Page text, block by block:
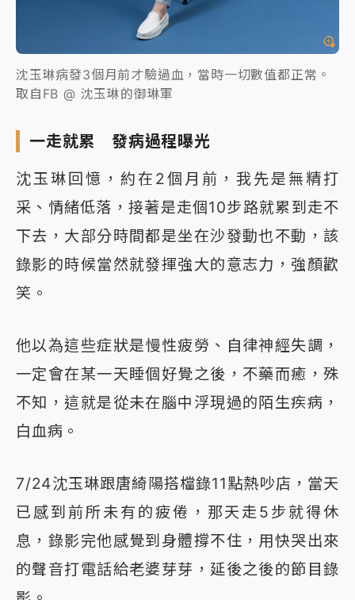
沈玉琳病發3個月前才驗過血，當時一切數值都正常。
取自FB @ 沈玉琳的御琳軍
一走就累 發病過程曝光
沈玉琳回憶，約在2個月前，我先是無精打
采、情緒低落，接著是走個10步路就累到走不
下去，大部分時間都是坐在沙發動也不動，該
錄影的時候當然就發揮強大的意志力，強顏歡
笑。
他以為這些症狀是慢性疲勞、自律神經失調，
一定會在某一天睡個好覺之後，不藥而癒，殊
不知，這就是從未在腦中浮現過的陌生疾病，
白血病。
7/24沈玉琳跟唐綺陽搭檔錄11點熱吵店，當天
已感到前所未有的疲倦，那天走5步就得休
息，錄影完他感覺到身體撐不住，用快哭出來
的聲音打電話給老婆芽芽，延後之後的節目錄